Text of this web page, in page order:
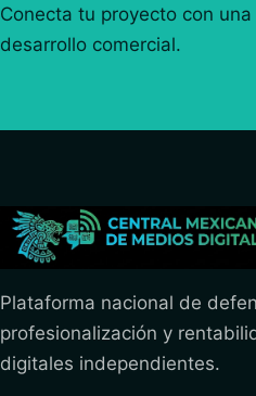
Conecta tu proyecto con
desarrollo comercial.
Plataforma nacional de
profesionalización y
digitales independientes.